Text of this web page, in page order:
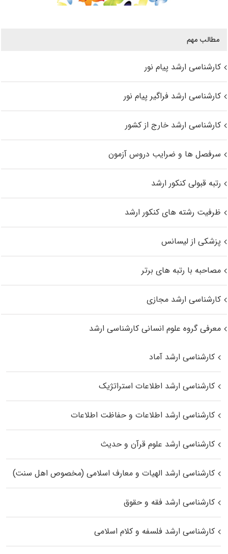
مطالب مهم
کارشناسی ارشد پیام نور
کارشناسی ارشد فراگیر پیام نور
کارشناسی ارشد خارج از کشور
سرفصل ها و ضرایب دروس آزمون
رتبه قبولی کنکور ارشد
ظرفیت رشته های کنکور ارشد
پزشکی از لیسانس
مصاحبه با رتبه های برتر
کارشناسی ارشد مجازی
معرفی گروه علوم انسانی کارشناسی ارشد
کارشناسی ارشد آماد
کارشناسی ارشد اطلاعات استراتژیک
کارشناسی ارشد اطلاعات و حفاظت اطلاعات
کارشناسی ارشد علوم قرآن و حدیث
کارشناسی ارشد الهیات و معارف اسلامی (مخصوص اهل سنت)
کارشناسی ارشد فقه و حقوق
کارشناسی ارشد فلسفه و کلام اسلامی